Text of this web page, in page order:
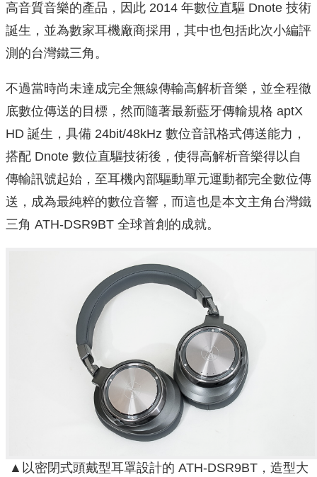
高音質音樂的產品，因此 2014 年數位直驅 Dnote 技術
誕生，並為數家耳機廠商採用，其中也包括此次小編評
測的台灣鐵三角。
不過當時尚未達成完全無線傳輸高解析音樂，並全程徹
底數位傳送的目標，然而隨著最新藍牙傳輸規格 aptX
HD 誕生，具備 24bit/48kHz 數位音訊格式傳送能力，
搭配 Dnote 數位直驅技術後，使得高解析音樂得以自
傳輸訊號起始，至耳機內部驅動單元運動都完全數位傳
送，成為最純粹的數位音響，而這也是本文主角台灣鐵
三角 ATH-DSR9BT 全球首創的成就。
▲以密閉式頭戴型耳罩設計的 ATH-DSR9BT，造型大